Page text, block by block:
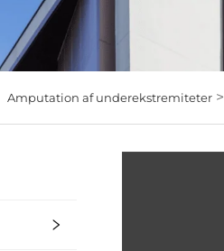
Amputation af underekstremiteter>